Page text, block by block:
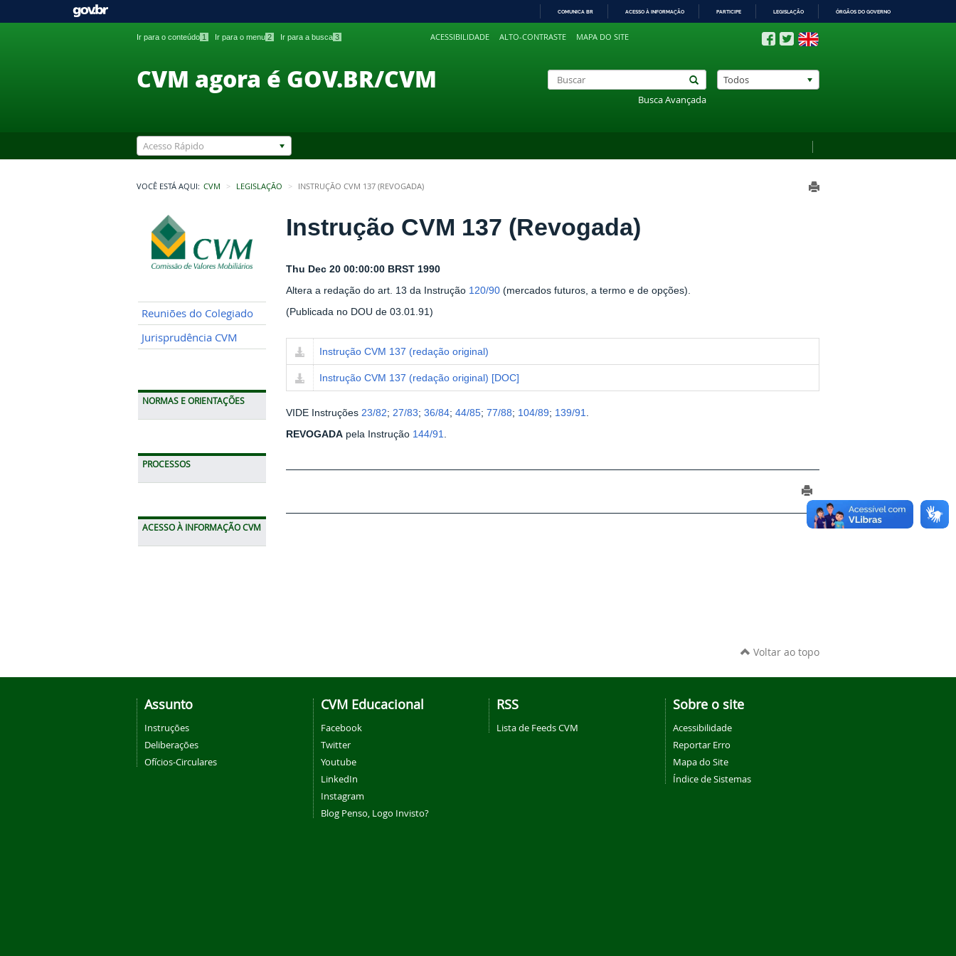
PARA
COMUNICA BR ACESSO À INFORMAÇÃO PARTICIPE LEGISLAÇÃO ÓRGÃOS DO GOVERNO
Ir para o conteúdo 1 Ir para o menu 2 Ir para a busca 3 ACESSIBILIDADE ALTO-CONTRASTE MAPA DO SITE
CVM agora é GOV.BR/CVM
Busca Avançada
Todos
Acesso Rápido
VOCÊ ESTÁ AQUI: CVM LEGISLAÇÃO INSTRUÇÃO CVM 137 (REVOGADA)
Reuniões do Colegiado
Jurisprudência CVM
NORMAS E ORIENTAÇÕES
PROCESSOS
ACESSO À INFORMAÇÃO CVM
Instrução CVM 137 (Revogada)
Thu Dec 20 00:00:00 BRST 1990
Altera a redação do art. 13 da Instrução 120/90 (mercados futuros, a termo e de opções).
(Publicada no DOU de 03.01.91)
Instrução CVM 137 (redação original)
Instrução CVM 137 (redação original) [DOC]
VIDE Instruções 23/82; 27/83; 36/84; 44/85; 77/88; 104/89; 139/91
REVOGADA pela Instrução 144/91
Voltar ao topo
Assunto
Instruções
Deliberações
Ofícios-Circulares
CVM Educacional
Facebook
Twitter
Youtube
LinkedIn
Instagram
Blog Penso, Logo Invisto?
RSS
Lista de Feeds CVM
Sobre o site
Acessibilidade
Reportar Erro
Mapa do Site
Índice de Sistemas